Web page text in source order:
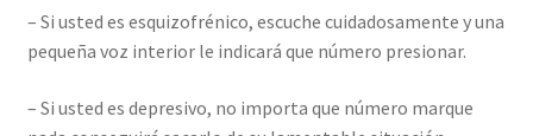
– Si usted es esquizofrénico, escuche cuidadosamente y una
pequeña voz interior le indicará que número presionar.
– Si usted es depresivo, no importa que número marque